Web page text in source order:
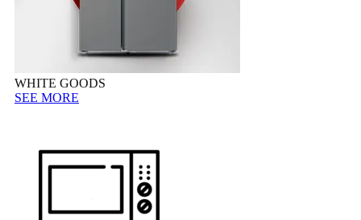
WHITE GOODS
SEE MORE